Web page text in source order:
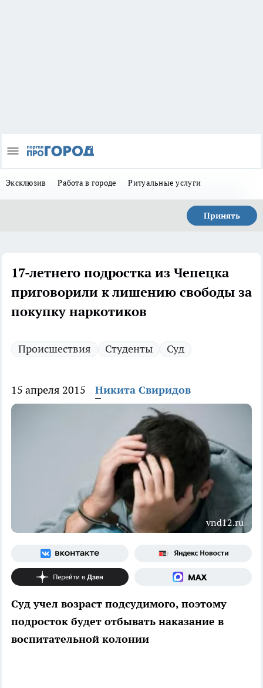
Эксклюзив Работа в городе Ритуальные услуги
Принять
17-летнего подростка из Чепецка
приговорили к лишению свободы за
покупку наркотиков
Происшествия Студенты Суд
15 апреля 2015 Никита Свиридов
vnd12.ru
Суд учел возраст подсудимого, поэтому
подросток будет отбывать наказание в
воспитательной колонии